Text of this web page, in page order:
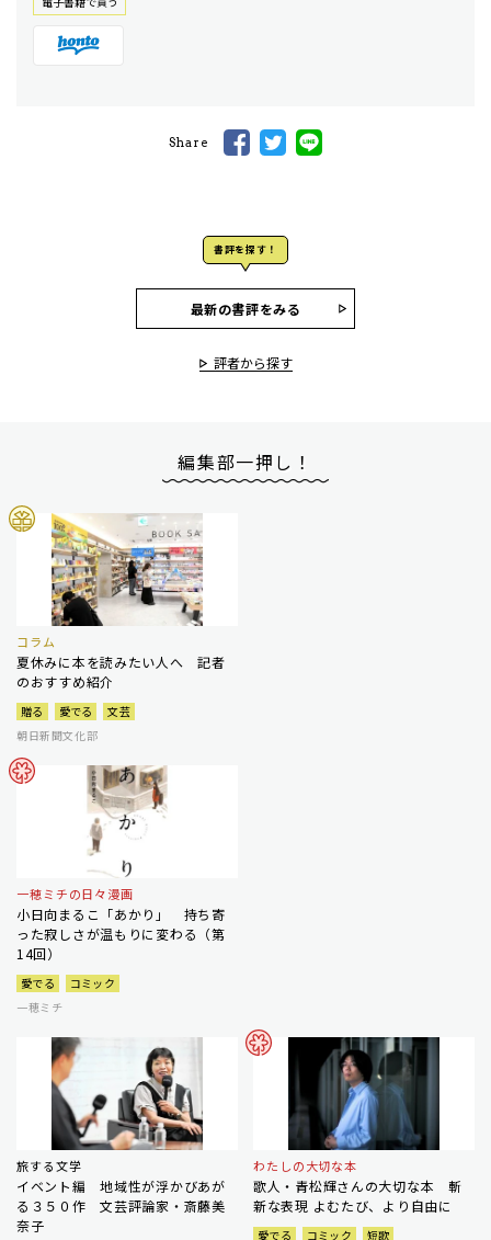
Share
書評を探す！
最新の書評をみる
評者から探す
編集部一押し！
コラム
夏休みに本を読みたい人へ 記者
のおすすめ紹介
贈る 愛でる
文芸
朝日新聞文化部
一穂ミチの日々漫画
小日向まるこ「あかり」 持ち寄
った寂しさが温もりに変わる（第
14回）
愛でる
コミック
一穂ミチ
旅する文学
イベント編 地域性が浮かびあが
る３５０作 文芸評論家・斎藤美
奈子
わたしの大切な本
歌人・青松輝さんの大切な本 斬
新な表現 よむたび、より自由に
愛でる コミック 短歌